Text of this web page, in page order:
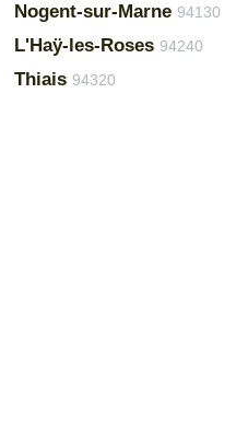
Nogent-sur-Marne 94130
L'Haÿ-les-Roses 94240
Thiais 94320